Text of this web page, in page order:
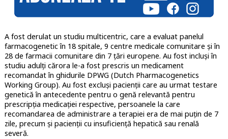
A fost derulat un studiu multicentric, care a evaluat panelul
farmacogenetic în 18 spitale, 9 centre medicale comunitare şi în
28 de farmacii comunitare din 7 ţări europene. Au fost incluşi în
studiu adulţi cărora le-a fost prescris un medicament
recomandat în ghidurile DPWG (Dutch Pharmacogenetics
Working Group). Au fost excluşi pacienţii care au urmat testare
genetică în antecedente pentru o genă relevantă pentru
prescripţia medicaţiei respective, persoanele la care
recomandarea de administrare a terapiei era de mai puţin de 7
zile, precum şi pacienţii cu insuficienţă hepatică sau renală
severă.